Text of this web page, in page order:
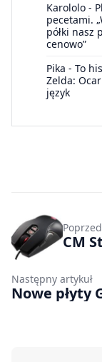
Karololo -
pecetami.
półki nasz
cenowo”
Pika - To
Zelda:
język
CM
Następny artykuł
Nowe płyty